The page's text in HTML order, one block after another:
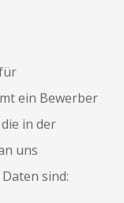
ein Bewerber
in der
uns
sind: